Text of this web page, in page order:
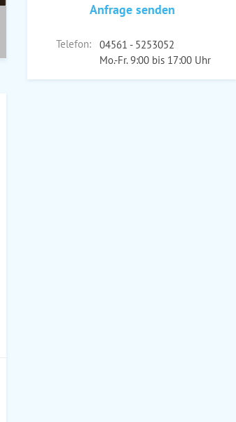
Anfrage senden
Telefon:
04561 - 5253052
Mo.-Fr. 9:00 bis 17:00 Uhr